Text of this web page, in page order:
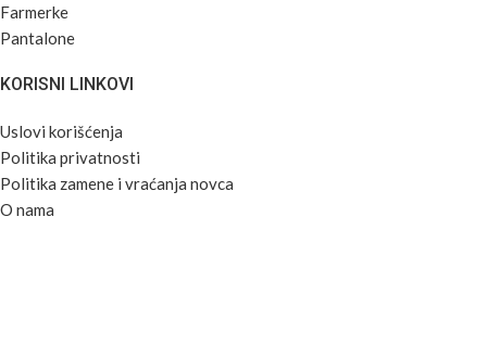
Farmerke
Pantalone
KORISNI LINKOVI
Uslovi korišćenja
Politika privatnosti
Politika zamene i vraćanja novca
O nama